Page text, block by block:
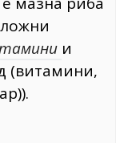
и
(витамини,